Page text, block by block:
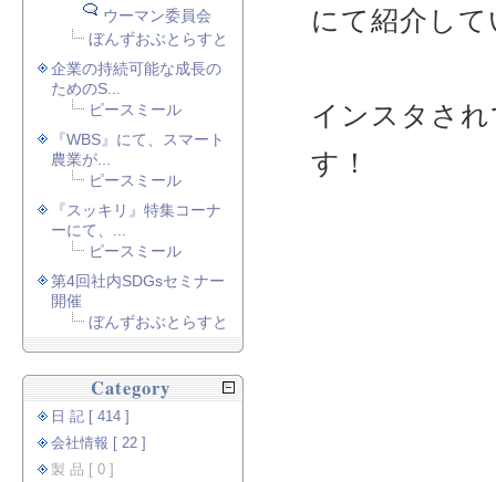
にて紹介し
インスタさ
す！
ウーマン委員会
ぼんずおぶとらすと
企業の持続可能な成長の
ためのS...
ピースミール
『WBS』にて、スマート
農業が...
ピースミール
『スッキリ』特集コーナ
ーにて、...
ピースミール
第4回社内SDGsセミナー
開催
ぼんずおぶとらすと
Category
日 記 [ 414 ]
会社情報 [ 22 ]
製 品 [ 0 ]